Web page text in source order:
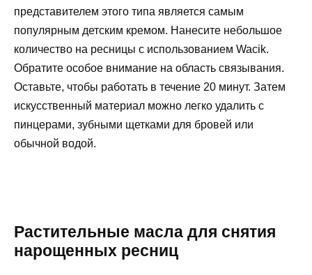
представителем этого типа является самым
популярным детским кремом. Нанесите небольшое
количество на ресницы с использованием Wacik.
Обратите особое внимание на область связывания.
Оставьте, чтобы работать в течение 20 минут. Затем
искусственный материал можно легко удалить с
пинцерами, зубными щетками для бровей или
обычной водой.
Растительные масла для снятия
нарощенных ресниц